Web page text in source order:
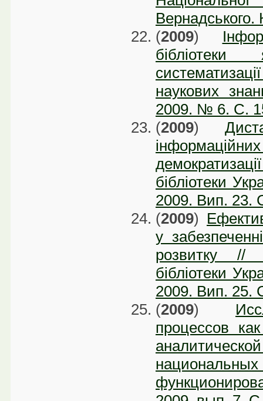
(2009)
наукових
2009. № 6. C.
(2009)
бібліотеки
2009. Вип. 23.
(2009)
у
розвитку //
бібліотеки
2009. Вип. 25.
(2009)
процессов